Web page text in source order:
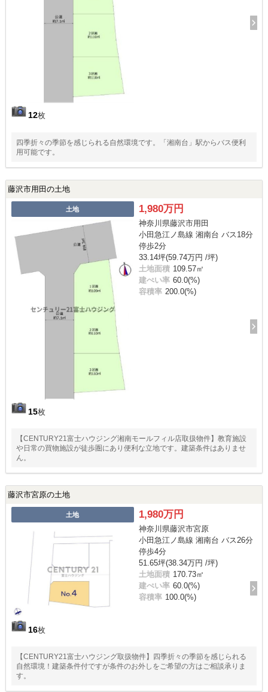
12枚
四季折々の季節を感じられる自然環境です。「湘南台」駅からバス便利
用可能です。
藤沢市用田の土地
土地
15枚
1,980万円
神奈川県藤沢市用田
小田急江ノ島線 湘南台 バス18分
停歩2分
33.14坪(59.74万円 /坪)
土地面積 109.57㎡
建ぺい率 60.0(%)
容積率 200.0(%)
【CENTURY21富士ハウジング湘南モールフィル店取扱物件】教育施設
や日常の買物施設が徒歩圏にあり便利な立地です。建築条件はありませ
ん。
藤沢市宮原の土地
土地
16枚
1,980万円
神奈川県藤沢市宮原
小田急江ノ島線 湘南台 バス26分
停歩4分
51.65坪(38.34万円 /坪)
土地面積 170.73㎡
建ぺい率 60.0(%)
容積率 100.0(%)
【CENTURY21富士ハウジング取扱物件】四季折々の季節を感じられる
自然環境！建築条件付ですが条件のお外しをご希望の方はご相談承りま
す。